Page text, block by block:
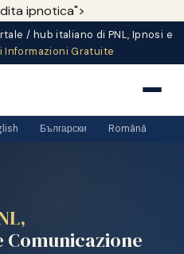
ipnotica">
/ hub italiano di PNL, Ipnosi e
Informazioni Gratuite
· Български · Română
Comunicazione